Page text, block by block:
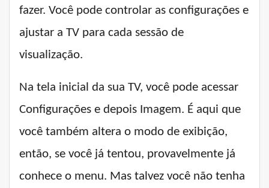
fazer. Você pode controlar as configurações e
ajustar a TV para cada sessão de
visualização.
Na tela inicial da sua TV, você pode acessar
Configurações e depois Imagem. É aqui que
você também altera o modo de exibição,
então, se você já tentou, provavelmente já
conhece o menu. Mas talvez você não tenha